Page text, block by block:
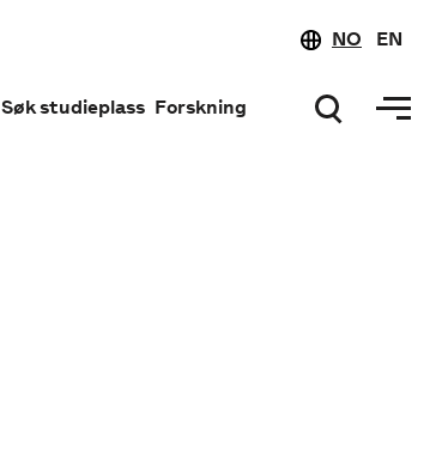
NO EN
Søk studieplass Forskning